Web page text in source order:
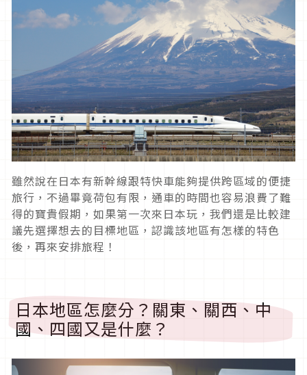
雖然說在日本有新幹線跟特快車能夠提供跨區域的便捷
旅行，不過畢竟荷包有限，通車的時間也容易浪費了難
得的寶貴假期，如果第一次來日本玩，我們還是比較建
議先選擇想去的目標地區，認識該地區有怎樣的特色
後，再來安排旅程！
日本地區怎麼分？關東、關西、中
國、四國又是什麼？